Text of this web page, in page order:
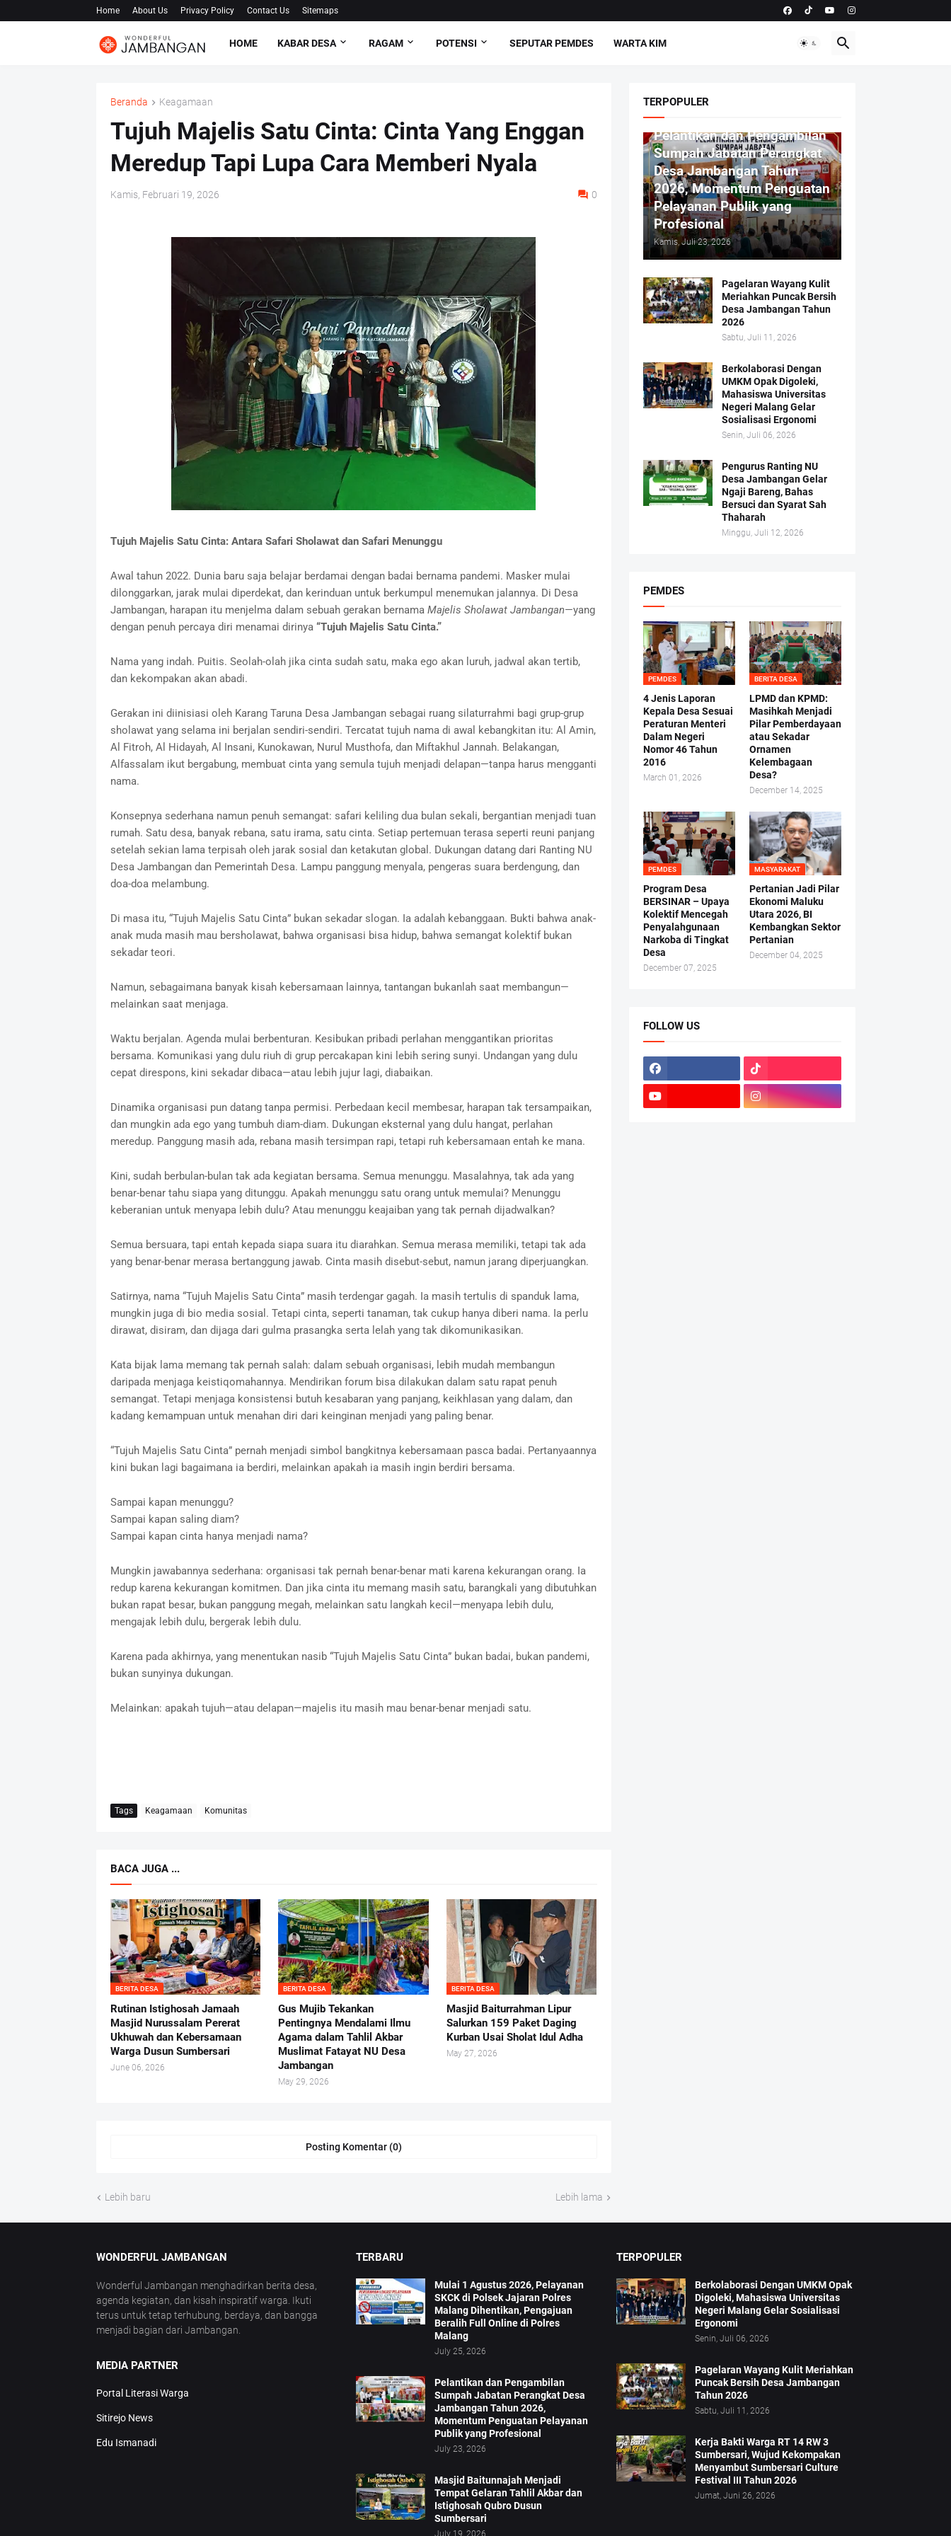
Home About Us Privacy Policy Contact Us Sitemaps
HOME KABAR DESA RAGAM POTENSI SEPUTAR PEMDES WARTA KIM
Beranda Keagamaan
Tujuh Majelis Satu Cinta: Cinta Yang Enggan
Meredup Tapi Lupa Cara Memberi Nyala
Kamis, Februari 19, 2026 0
Tujuh Majelis Satu Cinta: Antara Safari Sholawat dan Safari Menunggu
Awal tahun 2022. Dunia baru saja belajar berdamai dengan badai bernama pandemi. Masker mulai
dilonggarkan, jarak mulai diperdekat, dan kerinduan untuk berkumpul menemukan jalannya. Di Desa
Jambangan, harapan itu menjelma dalam sebuah gerakan bernama Majelis Sholawat Jambangan—yang
dengan penuh percaya diri menamai dirinya “Tujuh Majelis Satu Cinta.”
Nama yang indah. Puitis. Seolah-olah jika cinta sudah satu, maka ego akan luruh, jadwal akan tertib,
dan kekompakan akan abadi.
Gerakan ini diinisiasi oleh Karang Taruna Desa Jambangan sebagai ruang silaturrahmi bagi grup-grup
sholawat yang selama ini berjalan sendiri-sendiri. Tercatat tujuh nama di awal kebangkitan itu: Al Amin,
Al Fitroh, Al Hidayah, Al Insani, Kunokawan, Nurul Musthofa, dan Miftakhul Jannah. Belakangan,
Alfassalam ikut bergabung, membuat cinta yang semula tujuh menjadi delapan—tanpa harus mengganti
nama.
Konsepnya sederhana namun penuh semangat: safari keliling dua bulan sekali, bergantian menjadi tuan
rumah. Satu desa, banyak rebana, satu irama, satu cinta. Setiap pertemuan terasa seperti reuni panjang
setelah sekian lama terpisah oleh jarak sosial dan ketakutan global. Dukungan datang dari Ranting NU
Desa Jambangan dan Pemerintah Desa. Lampu panggung menyala, pengeras suara berdengung, dan
doa-doa melambung.
Di masa itu, “Tujuh Majelis Satu Cinta” bukan sekadar slogan. Ia adalah kebanggaan. Bukti bahwa anak-
anak muda masih mau bersholawat, bahwa organisasi bisa hidup, bahwa semangat kolektif bukan
sekadar teori.
Namun, sebagaimana banyak kisah kebersamaan lainnya, tantangan bukanlah saat membangun—
melainkan saat menjaga.
Waktu berjalan. Agenda mulai berbenturan. Kesibukan pribadi perlahan menggantikan prioritas
bersama. Komunikasi yang dulu riuh di grup percakapan kini lebih sering sunyi. Undangan yang dulu
cepat direspons, kini sekadar dibaca—atau lebih jujur lagi, diabaikan.
Dinamika organisasi pun datang tanpa permisi. Perbedaan kecil membesar, harapan tak tersampaikan,
dan mungkin ada ego yang tumbuh diam-diam. Dukungan eksternal yang dulu hangat, perlahan
meredup. Panggung masih ada, rebana masih tersimpan rapi, tetapi ruh kebersamaan entah ke mana.
Kini, sudah berbulan-bulan tak ada kegiatan bersama. Semua menunggu. Masalahnya, tak ada yang
benar-benar tahu siapa yang ditunggu. Apakah menunggu satu orang untuk memulai? Menunggu
keberanian untuk menyapa lebih dulu? Atau menunggu keajaiban yang tak pernah dijadwalkan?
Semua bersuara, tapi entah kepada siapa suara itu diarahkan. Semua merasa memiliki, tetapi tak ada
yang benar-benar merasa bertanggung jawab. Cinta masih disebut-sebut, namun jarang diperjuangkan.
Satirnya, nama “Tujuh Majelis Satu Cinta” masih terdengar gagah. Ia masih tertulis di spanduk lama,
mungkin juga di bio media sosial. Tetapi cinta, seperti tanaman, tak cukup hanya diberi nama. Ia perlu
dirawat, disiram, dan dijaga dari gulma prasangka serta lelah yang tak dikomunikasikan.
Kata bijak lama memang tak pernah salah: dalam sebuah organisasi, lebih mudah membangun
daripada menjaga keistiqomahannya. Mendirikan forum bisa dilakukan dalam satu rapat penuh
semangat. Tetapi menjaga konsistensi butuh kesabaran yang panjang, keikhlasan yang dalam, dan
kadang kemampuan untuk menahan diri dari keinginan menjadi yang paling benar.
“Tujuh Majelis Satu Cinta” pernah menjadi simbol bangkitnya kebersamaan pasca badai. Pertanyaannya
kini bukan lagi bagaimana ia berdiri, melainkan apakah ia masih ingin berdiri bersama.
Sampai kapan menunggu?
Sampai kapan saling diam?
Sampai kapan cinta hanya menjadi nama?
Mungkin jawabannya sederhana: organisasi tak pernah benar-benar mati karena kekurangan orang. Ia
redup karena kekurangan komitmen. Dan jika cinta itu memang masih satu, barangkali yang dibutuhkan
bukan rapat besar, bukan panggung megah, melainkan satu langkah kecil—menyapa lebih dulu,
mengajak lebih dulu, bergerak lebih dulu.
Karena pada akhirnya, yang menentukan nasib “Tujuh Majelis Satu Cinta” bukan badai, bukan pandemi,
bukan sunyinya dukungan.
Melainkan: apakah tujuh—atau delapan—majelis itu masih mau benar-benar menjadi satu.
Tags Keagamaan Komunitas
BACA JUGA ...
BERITA DESA
Rutinan Istighosah Jamaah
Masjid Nurussalam Pererat
Ukhuwah dan Kebersamaan
Warga Dusun Sumbersari
June 06, 2026
BERITA DESA
Gus Mujib Tekankan
Pentingnya Mendalami Ilmu
Agama dalam Tahlil Akbar
Muslimat Fatayat NU Desa
Jambangan
May 29, 2026
BERITA DESA
Masjid Baiturrahman Lipur
Salurkan 159 Paket Daging
Kurban Usai Sholat Idul Adha
May 27, 2026
Posting Komentar (0)
Lebih baru Lebih lama
TERPOPULER
Pelantikan dan Pengambilan
Sumpah Jabatan Perangkat
Desa Jambangan Tahun
2026, Momentum Penguatan
Pelayanan Publik yang
Profesional
Kamis, Juli 23, 2026
Pagelaran Wayang Kulit
Meriahkan Puncak Bersih
Desa Jambangan Tahun
2026
Sabtu, Juli 11, 2026
Berkolaborasi Dengan
UMKM Opak Digoleki,
Mahasiswa Universitas
Negeri Malang Gelar
Sosialisasi Ergonomi
Senin, Juli 06, 2026
Pengurus Ranting NU
Desa Jambangan Gelar
Ngaji Bareng, Bahas
Bersuci dan Syarat Sah
Thaharah
Minggu, Juli 12, 2026
PEMDES
PEMDES
4 Jenis Laporan
Kepala Desa Sesuai
Peraturan Menteri
Dalam Negeri
Nomor 46 Tahun
2016
March 01, 2026
BERITA DESA
LPMD dan KPMD:
Masihkah Menjadi
Pilar Pemberdayaan
atau Sekadar
Ornamen
Kelembagaan
Desa?
December 14, 2025
PEMDES
Program Desa
BERSINAR – Upaya
Kolektif Mencegah
Penyalahgunaan
Narkoba di Tingkat
Desa
December 07, 2025
MASYARAKAT
Pertanian Jadi Pilar
Ekonomi Maluku
Utara 2026, BI
Kembangkan Sektor
Pertanian
December 04, 2025
FOLLOW US
WONDERFUL JAMBANGAN
Wonderful Jambangan menghadirkan berita desa,
agenda kegiatan, dan kisah inspiratif warga. Ikuti
terus untuk tetap terhubung, berdaya, dan bangga
menjadi bagian dari Jambangan.
MEDIA PARTNER
Portal Literasi Warga
Sitirejo News
Edu Ismanadi
TERBARU
Mulai 1 Agustus 2026, Pelayanan
SKCK di Polsek Jajaran Polres
Malang Dihentikan, Pengajuan
Beralih Full Online di Polres
Malang
July 25, 2026
Pelantikan dan Pengambilan
Sumpah Jabatan Perangkat Desa
Jambangan Tahun 2026,
Momentum Penguatan Pelayanan
Publik yang Profesional
July 23, 2026
Masjid Baitunnajah Menjadi
Tempat Gelaran Tahlil Akbar dan
Istighosah Qubro Dusun
Sumbersari
TERPOPULER
Berkolaborasi Dengan UMKM Opak
Digoleki, Mahasiswa Universitas
Negeri Malang Gelar Sosialisasi
Ergonomi
Senin, Juli 06, 2026
Pagelaran Wayang Kulit Meriahkan
Puncak Bersih Desa Jambangan
Tahun 2026
Sabtu, Juli 11, 2026
Kerja Bakti Warga RT 14 RW 3
Sumbersari, Wujud Kekompakan
Menyambut Sumbersari Culture
Festival III Tahun 2026
Jumat, Juni 26, 2026